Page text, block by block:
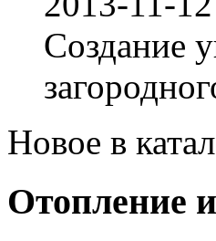
Создание
Новое в
Отопление